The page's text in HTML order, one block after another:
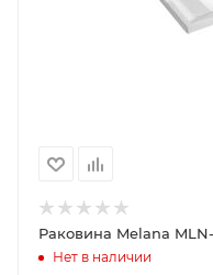
Раковина Melana
Нет в наличии